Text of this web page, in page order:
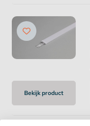
Bekijk product